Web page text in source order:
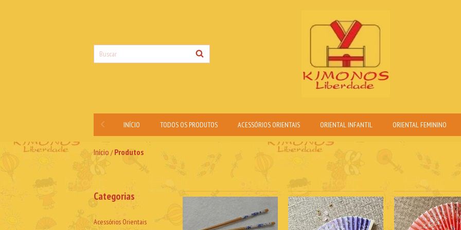
INÍCIO TODOS OS PRODUTOS ACESSÓRIOS ORIENTAIS ORIENTAL INFANTIL ORIENTAL FEMININO
Início / Produtos
Categorias
Acessórios Orientais